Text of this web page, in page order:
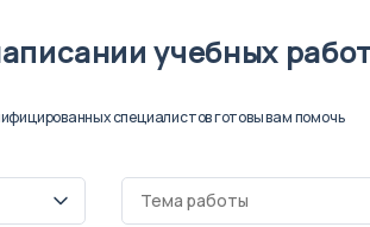
учебных работ
специалистов готовы вам помочь